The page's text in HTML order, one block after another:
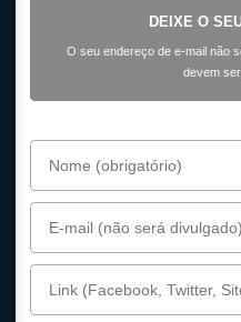
DEIXE O
O seu endereço de e-mail não
devem